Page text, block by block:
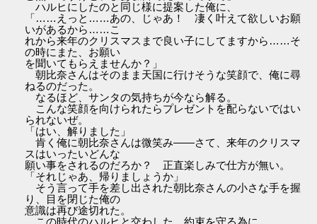
ハルヒにしたのと同じ様に提案した俺に、
「……えっと……あの、じゃあ！ 凄く叶えて欲しいお願
いがあるから……こ
れから来年のクリスマスまで良い子にしてますから……そ
の時にまた、お願い
を聞いてもらえませんか？」
朝比奈さんはそのまま天国に行けそうな笑顔で、俺に尋
ねるのだった。
なるほど、サンタの気持ちが今なら解る。
こんな笑顔を向けられたらプレゼントを配らないではい
られないぜ。
「はい、解りました」
肯く俺に朝比奈さんは微笑み――さて、来年のクリスマ
スはいったいどんな
願い事をされるのだろか？ 正直楽しみで仕方が無い。
「それじゃあ、帰りましょうか」
そう言って手を差し出された朝比奈さんの小さな手を握
り、目を閉じた俺の
意識は再び途切れた。
この時代のハルヒと交わした、約束を守る為に。